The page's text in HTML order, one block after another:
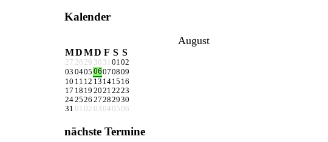
Kalender
August
MDMD F S S
27 28 29 30 31 0102
03 0405 06070809
10 11 12 13 1415 16
17 18 19 20212223
242526 27282930
31 01 02 03 04 05 06
nächste Termine